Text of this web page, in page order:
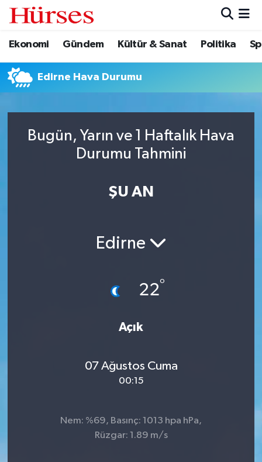
Ekonomi Gündem Kültür & Sanat Politika
Edirne Hava Durumu
Bugün, Yarın ve 1 Haftalık Hava
Durumu Tahmini
ŞU AN
Edirne
22°
Açık
07 Ağustos Cuma
00:15
Nem: %69, Basınç: 1013 hpa hPa,
Rüzgar: 1.89 m/s
Ekonomi
Gündem
Politika
Hava Durumu
Trafik Durumu
Tüm Manşetler